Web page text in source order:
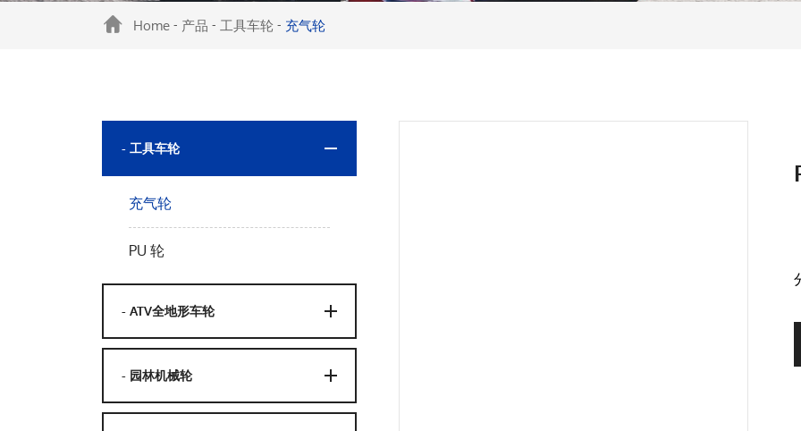
Home - 产品 - 工具车轮 - 充气轮
- 工具车轮
充气轮
PU 轮
- ATV全地形车轮
- 园林机械轮